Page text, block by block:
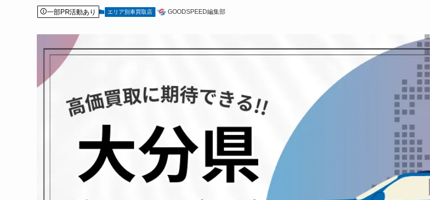
一部PR活動あり エリア別車買取店 GOODSPEED編集部